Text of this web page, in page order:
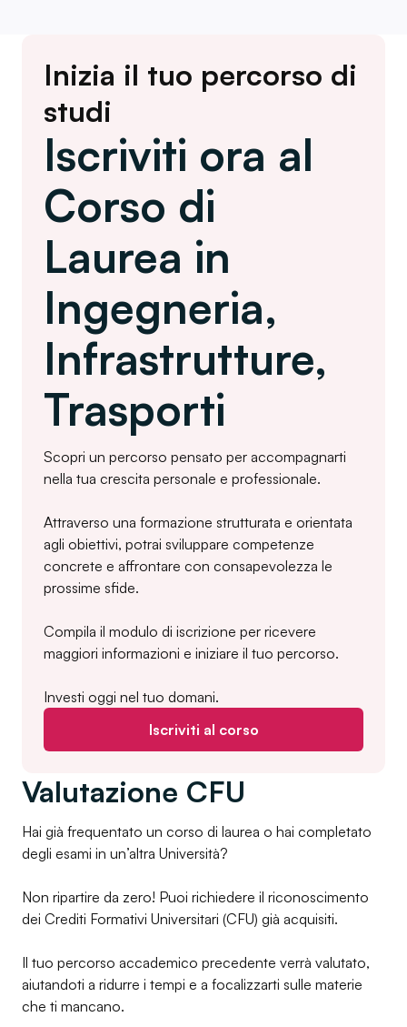
Inizia il tuo percorso di
studi
Iscriviti ora al
Corso di
Laurea in
Ingegneria,
Infrastrutture,
Trasporti
Scopri un percorso pensato per accompagnarti
nella tua crescita personale e professionale.
Attraverso una formazione strutturata e orientata
agli obiettivi, potrai sviluppare competenze
concrete e affrontare con consapevolezza le
prossime sfide.
Compila il modulo di iscrizione per ricevere
maggiori informazioni e iniziare il tuo percorso.
Investi oggi nel tuo domani.
Iscriviti al corso
Valutazione CFU
Hai già frequentato un corso di laurea o hai completato
degli esami in un’altra Università?
Non ripartire da zero! Puoi richiedere il riconoscimento
dei Crediti Formativi Universitari (CFU) già acquisiti.
Il tuo percorso accademico precedente verrà valutato,
aiutandoti a ridurre i tempi e a focalizzarti sulle materie
che ti mancano.